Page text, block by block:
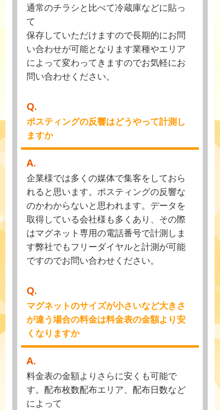
通常のチラシと比べて冷蔵庫などに貼っ
て
保存していただけますので長期的にお問
い合わせが可能となります業種やエリア
によって変わってきますのでお気軽にお
問い合わせください。
Q.
ポスティングの反響はどうやって計測し
ますか
A.
企業様では多くの媒体で集客をしておら
れると思います。ポスティングの反響な
のかわからないと思われます。データを
取得している会社様も多くあり、その際
はマグネット専用の電話番号で計測しま
す弊社でもフリーダイヤルと計測が可能
ですのでお問い合わせください。
Q.
マグネットのサイズが小さいなど大きさ
が違う場合の料金は料金表の金額より安
くなりますか
A.
料金表の金額よりさらに安くも可能で
す。配布枚数配布エリア、配布日数など
によって